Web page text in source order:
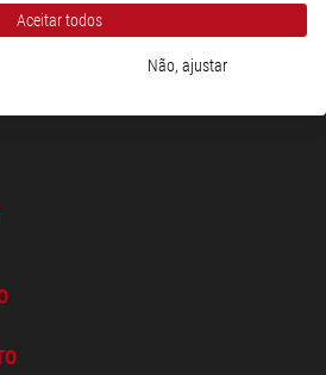
Aceitar todos
Não, ajustar